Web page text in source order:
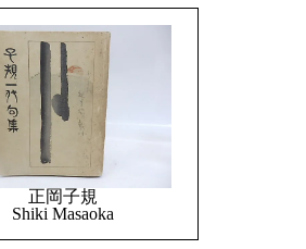
正岡子規
Shiki Masaoka